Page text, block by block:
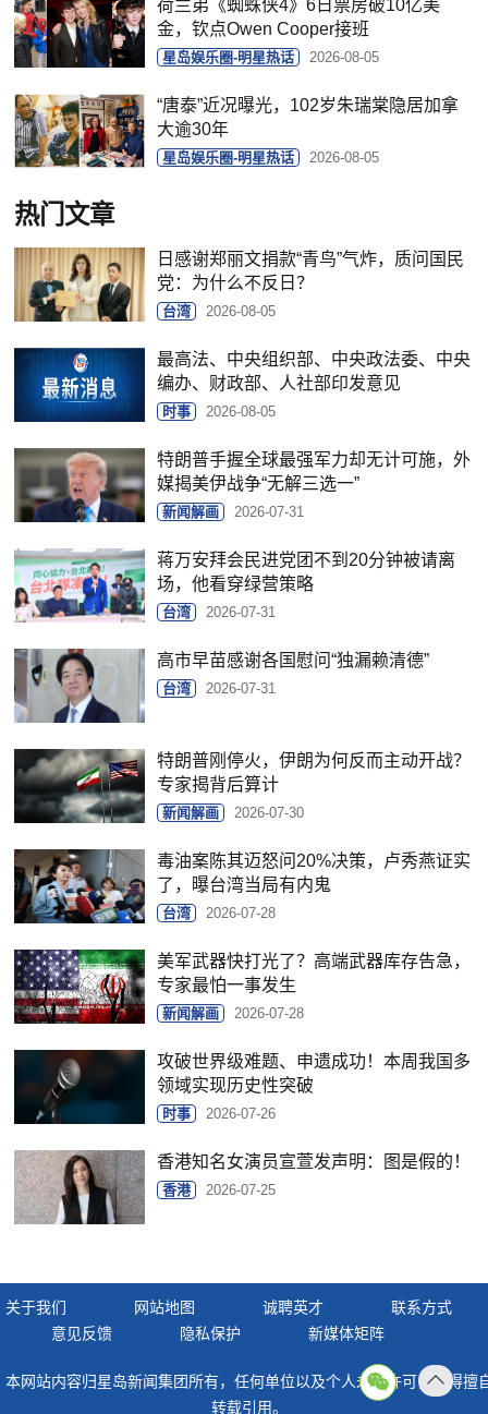
荷兰弟《蜘蛛侠4》6日票房破10亿美
金，钦点Owen Cooper接班
星岛娱乐圈-明星热话 2026-08-05
“唐泰”近况曝光，102岁朱瑞棠隐居加拿
大逾30年
星岛娱乐圈-明星热话 2026-08-05
热门文章
日感谢郑丽文捐款“青鸟”气炸，质问国民
党：为什么不反日？
台湾 2026-08-05
最高法、中央组织部、中央政法委、中央
编办、财政部、人社部印发意见
时事 2026-08-05
特朗普手握全球最强军力却无计可施，外
媒揭美伊战争“无解三选一”
新闻解画 2026-07-31
蒋万安拜会民进党团不到20分钟被请离
场，他看穿绿营策略
台湾 2026-07-31
高市早苗感谢各国慰问“独漏赖清德”
台湾 2026-07-31
特朗普刚停火，伊朗为何反而主动开战？
专家揭背后算计
新闻解画 2026-07-30
毒油案陈其迈怒问20%决策，卢秀燕证实
了，曝台湾当局有内鬼
台湾 2026-07-28
美军武器快打光了？高端武器库存告急，
专家最怕一事发生
新闻解画 2026-07-28
攻破世界级难题、申遗成功！本周我国多
领域实现历史性突破
时事 2026-07-26
香港知名女演员宣萱发声明：图是假的！
香港 2026-07-25
关于我们 网站地图 诚聘英才
联系方式
意见反馈
隐私保护 新媒体矩阵
本网站内容归星岛新闻集团所有，任何单位以及个人未经许可，不得擅
转载引用。